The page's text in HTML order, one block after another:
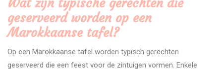
Wat zijn typische gerechten die
geserveerd worden op een
Marokkaanse tafel?
Op een Marokkaanse tafel worden typisch gerechten
geserveerd die een feest voor de zintuigen vormen. Enkele